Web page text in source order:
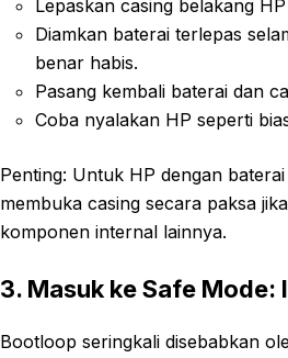
Lepaskan casing belakang
Diamkan baterai terlepas
benar habis.
Pasang kembali baterai dan
Coba nyalakan HP seperti
Penting: Untuk HP dengan
membuka casing secara paksa
komponen internal lainnya.
3. Masuk ke Safe
Bootloop seringkali disebabkan